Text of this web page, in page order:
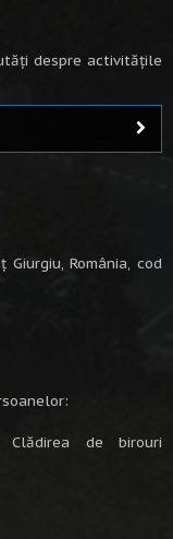
despre activitățile
România, cod
Clădirea de birouri